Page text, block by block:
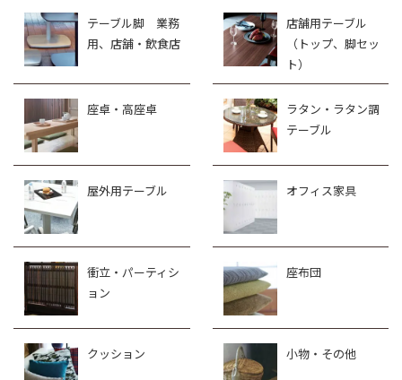
テーブル脚 業務
用、店舗・飲食店
店舗用テーブル
（トップ、脚セッ
ト）
座卓・高座卓
ラタン・ラタン調
テーブル
屋外用テーブル オフィス家具
衝立・パーティシ
ョン
座布団
クッション 小物・その他